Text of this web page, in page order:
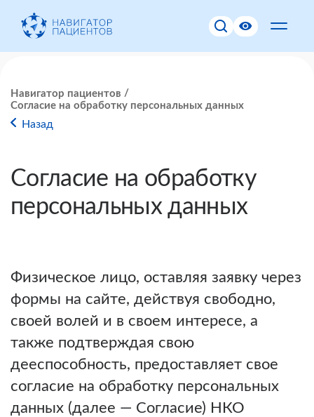
Навигатор пациентов
Согласие на обработку персональных данных
Назад
Согласие на обработку
персональных данных
Физическое лицо, оставляя заявку через
формы на сайте, действуя свободно,
своей волей и в своем интересе, а
также подтверждая свою
дееспособность, предоставляет свое
согласие на обработку персональных
данных (далее — Согласие) НКО